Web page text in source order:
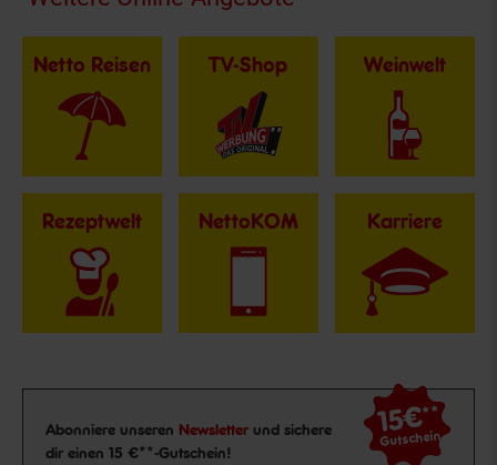
Netto Reisen TV-Shop Weinwelt
Rezeptwelt NettoKOM Karriere
Newsletter Anmeldung
Abonniere unseren Newsletter und sichere
dir einen 15 €**-Gutschein!
15€**
Gutschein